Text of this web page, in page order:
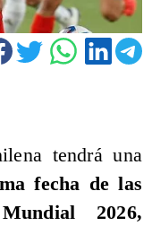
tendrá una
fecha de las
2026,